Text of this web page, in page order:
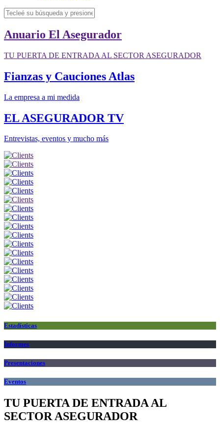
Anuario El Asegurador
TU PUERTA DE ENTRADA AL SECTOR ASEGURADOR
Fianzas y Cauciones Atlas
La empresa a mi medida
EL ASEGURADOR TV
Entrevistas, eventos y mucho más
Estadísticas
Informes
Presentaciones
Eventos
TU PUERTA DE ENTRADA AL
SECTOR ASEGURADOR